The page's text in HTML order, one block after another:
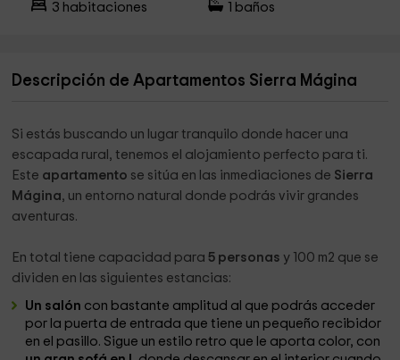
3 habitaciones baños
Descripción de Apartamentos Sierra Mágina
Si estás buscando un lugar tranquilo donde hacer una
escapada rural, tenemos el alojamiento perfecto para ti.
Este apartamento se sitúa en las inmediaciones de Sierra
Mágina, un entorno natural donde podrás vivir grandes
aventuras.
En total tiene capacidad para 5 personas y 100 m2 que se
dividen en las siguientes estancias:
Un salón con bastante amplitud al que podrás acceder
por la puerta de entrada que tiene un pequeño recibidor
en el pasillo. Sigue un estilo retro que le aporta color, con